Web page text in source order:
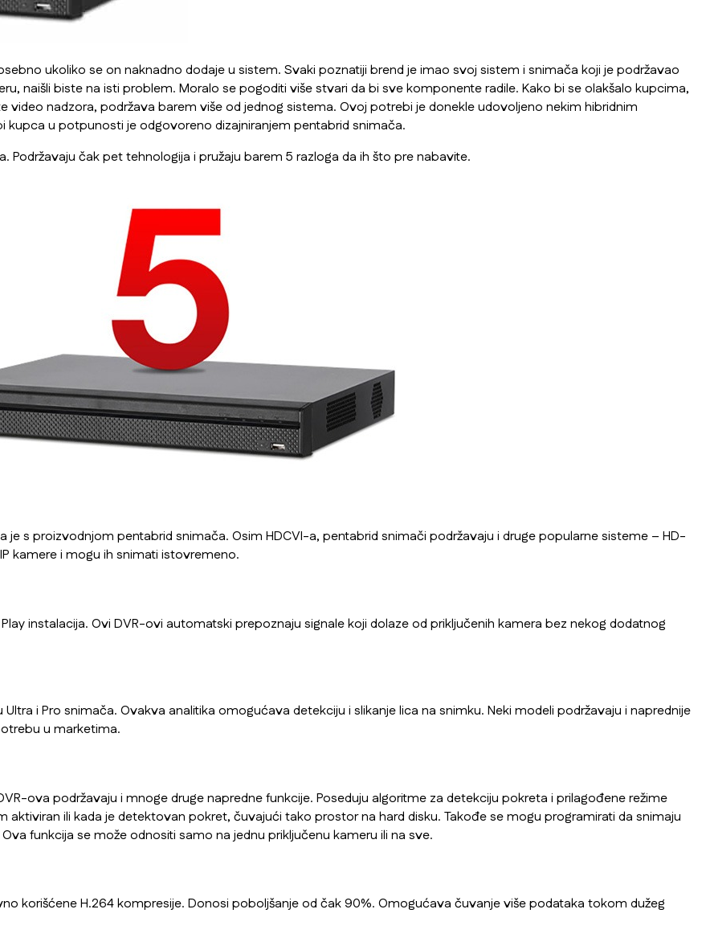
ukoliko se on naknadno dodaje u sistem. Svaki poznatiji brend je imao svoj sistem i snimača koji je podržavao
naišli biste na isti problem. Moralo se pogoditi više stvari da bi sve komponente radile. Kako bi se olakšalo kupcima,
video nadzora, podržava barem više od jednog sistema. Ovoj potrebi je donekle udovoljeno nekim hibridnim
u potpunosti je odgovoreno dizajniranjem pentabrid snimača.
Podržavaju čak pet tehnologija i pružaju barem 5 razloga da ih što pre nabavite.
s proizvodnjom pentabrid snimača. Osim HDCVI-a, pentabrid snimači podržavaju i druge popularne sisteme – HD-
kamere i mogu ih snimati istovremeno.
instalacija. Ovi DVR-ovi automatski prepoznaju signale koji dolaze od priključenih kamera bez nekog dodatnog
i Pro snimača. Ovakva analitika omogućava detekciju i slikanje lica na snimku. Neki modeli podržavaju i naprednije
u marketima.
ova podržavaju i mnoge druge napredne funkcije. Poseduju algoritme za detekciju pokreta i prilagođene režime
aktiviran ili kada je detektovan pokret, čuvajući tako prostor na hard disku. Takođe se mogu programirati da snimaju
funkcija se može odnositi samo na jednu priključenu kameru ili na sve.
korišćene H.264 kompresije. Donosi poboljšanje od čak 90%. Omogućava čuvanje više podataka tokom dužeg